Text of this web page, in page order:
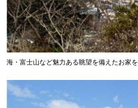
海・富士山など魅力ある眺望を備えたお家を